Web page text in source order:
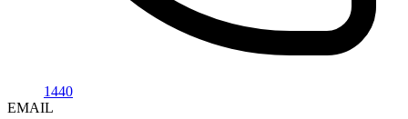
1440
EMAIL